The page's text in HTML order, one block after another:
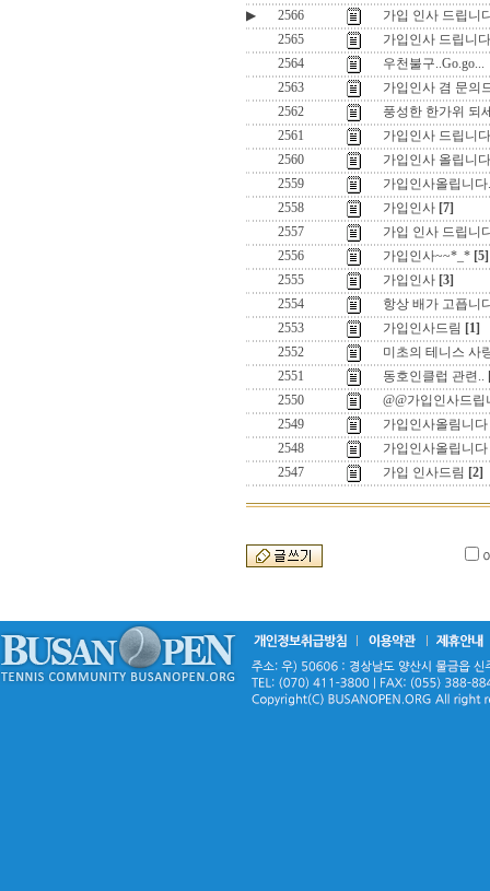
▶
2566
가입 인사 드립니
2565
가입인사 드립니
2564
우천불구..Go.go...
2563
가입인사 겸 문의
2562
풍성한 한가위 되
2561
가입인사 드립니다
2560
가입인사 올립니
2559
가입인사올립니다.
2558
가입인사 [7]
2557
가입 인사 드립니
2556
가입인사~~*_* [5]
2555
가입인사 [3]
2554
항상 배가 고픕니
2553
가입인사드림 [1]
2552
미초의 테니스 사
2551
동호인클럽 관련..
2550
@@가입인사드립
2549
가입인사올림니다
2548
가입인사올립니다
2547
가입 인사드림 [2]